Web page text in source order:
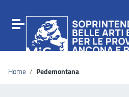
Vai al menu di navigazione
Vai al footer
Attiva / disattiva la navigazione
Home / Pedemontana